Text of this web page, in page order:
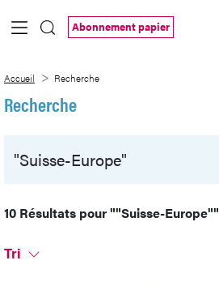
Saut au contenu principal
Abonnement papier
Accueil Recherche
Recherche
10 Résultats pour""Suisse-Europe""
Tri